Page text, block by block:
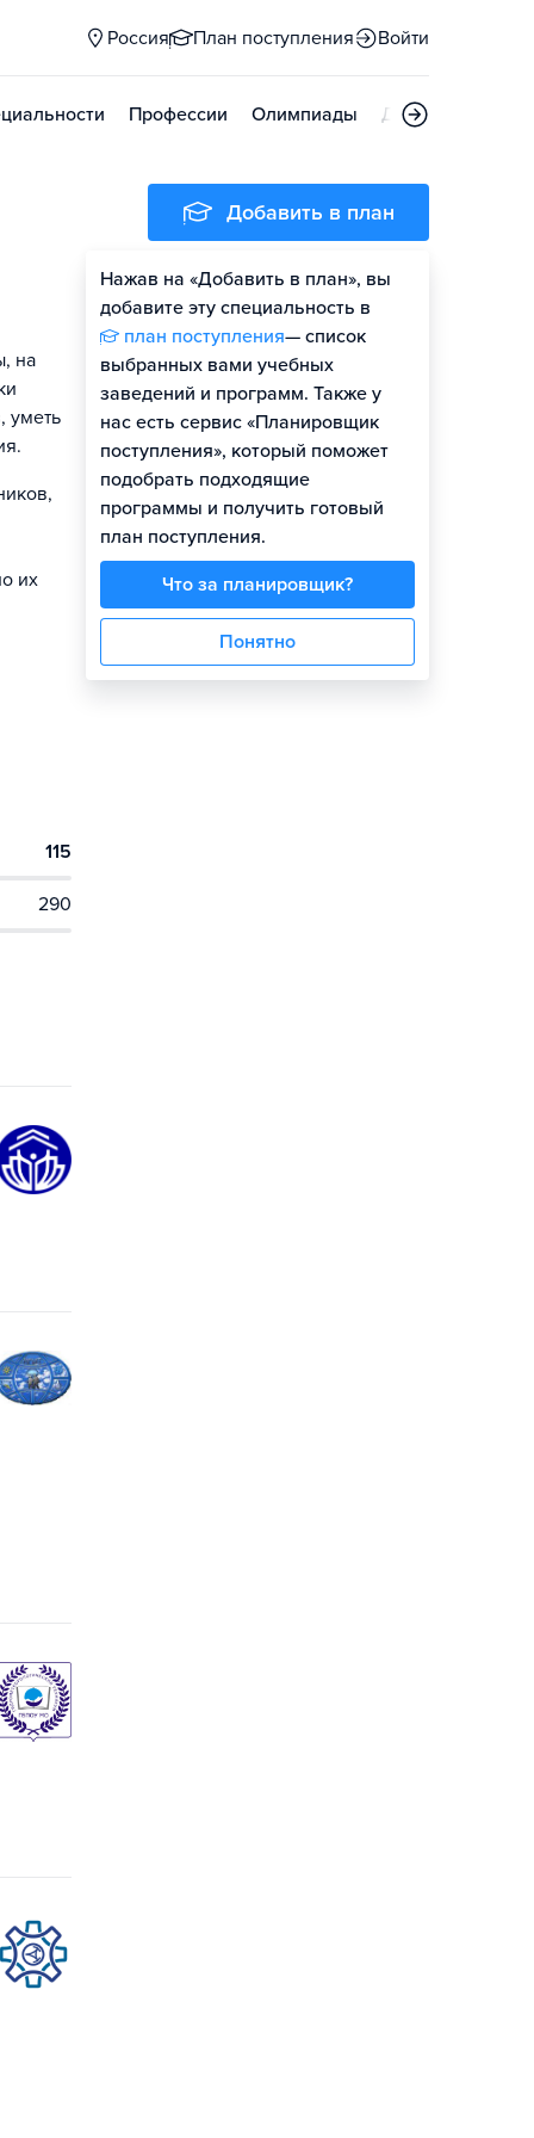
Россия План поступления Войти
Профессии Олимпиады Дни открытых
на
уметь
их
115
290
Добавить в план
Нажав на «Добавить в план», вы
добавите эту специальность в
план поступления— список
выбранных вами учебных
заведений и программ. Также у
нас есть сервис «Планировщик
поступления», который поможет
подобрать подходящие
программы и получить готовый
план поступления.
Что за планировщик?
Понятно